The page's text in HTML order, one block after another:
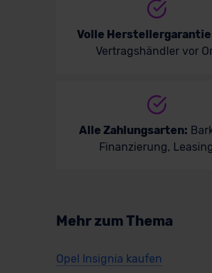
Volle Herstellergarantie
Vertragshändler vor
Alle Zahlungsarten:
Finanzierung, Leasing
Mehr zum Thema
Opel Insignia kaufen